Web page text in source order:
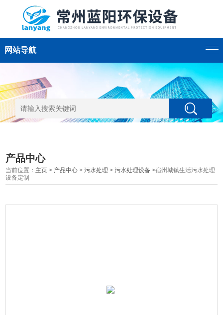
网站导航
产品中心
当前位置： 主页 > 产品中心 >污水处理 >污水处理设备 >宿州城镇生活污水处理
设备定制